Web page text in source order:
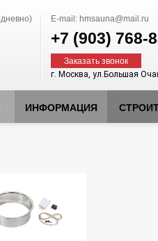
E-mail: hmsauna@mail.ru
+7 (903) 768-
Заказать звонок
г. Москва, ул.Большая
ИНФОРМАЦИЯ